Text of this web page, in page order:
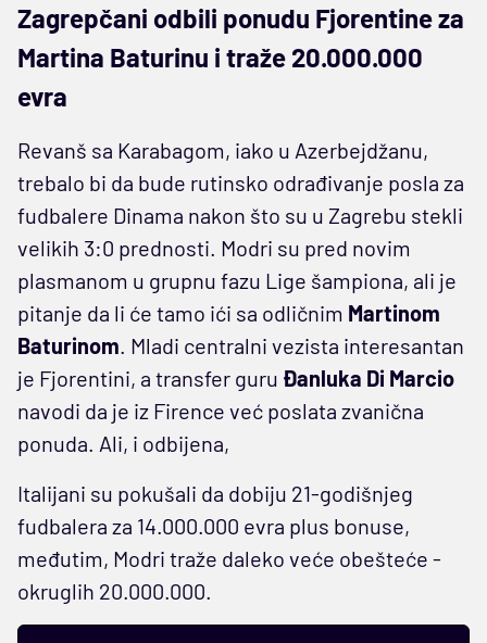
Zagrepčani odbili ponudu Fjorentine za
Martina Baturinu i traže 20.000.000
evra
Revanš sa Karabagom, iako u Azerbejdžanu,
trebalo bi da bude rutinsko odrađivanje posla za
fudbalere Dinama nakon što su u Zagrebu stekli
velikih 3:0 prednosti. Modri su pred novim
plasmanom u grupnu fazu Lige šampiona, ali je
pitanje da li će tamo ići sa odličnim Martinom
Baturinom. Mladi centralni vezista interesantan
je Fjorentini, a transfer guru Đanluka Di Marcio
navodi da je iz Firence već poslata zvanična
ponuda. Ali, i odbijena,
Italijani su pokušali da dobiju 21-godišnjeg
fudbalera za 14.000.000 evra plus bonuse,
međutim, Modri traže daleko veće obešteće -
okruglih 20.000.000.